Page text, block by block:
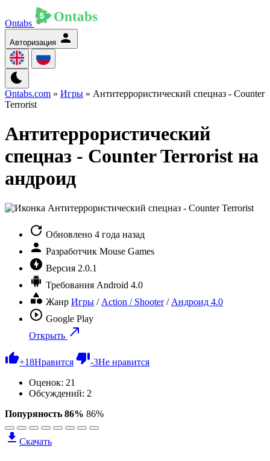
Ontabs
Авторизация
Ontabs.com » Игры » Антитеррористический спецназ - Counter
Terrorist
Антитеррористический
спецназ - Counter Terrorist на
андроид
Обновлено 4 года назад
Разработчик Mouse Games
Версия 2.0.1
Требования Android 4.0
Жанр Игры / Action / Shooter/ Андроид 4.0
Google Play
Открыть
+18Нравится -3Не нравится
Оценок: 21
Обсуждений: 2
Попуряность 86% 86%
Скачать